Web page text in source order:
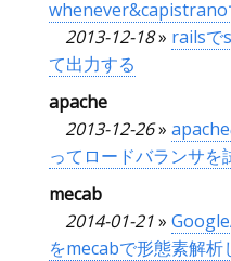
whenever&capistrano
2013-12-18» railsで
て出力する
apache
2013-12-26»
ってロードバランサを
mecab
2014-01-21»
をmecabで形態素解